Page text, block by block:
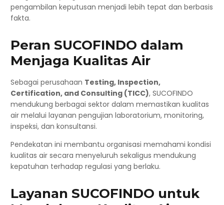
pengambilan keputusan menjadi lebih tepat dan berbasis
fakta.
Peran SUCOFINDO dalam
Menjaga Kualitas Air
Sebagai perusahaan Testing, Inspection,
Certification, and Consulting (TICC), SUCOFINDO
mendukung berbagai sektor dalam memastikan kualitas
air melalui layanan pengujian laboratorium, monitoring,
inspeksi, dan konsultansi.
Pendekatan ini membantu organisasi memahami kondisi
kualitas air secara menyeluruh sekaligus mendukung
kepatuhan terhadap regulasi yang berlaku.
Layanan SUCOFINDO untuk